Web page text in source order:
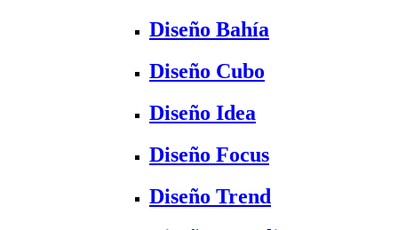
Diseño Bahía
Diseño Cubo
Diseño Idea
Diseño Focus
Diseño Trend